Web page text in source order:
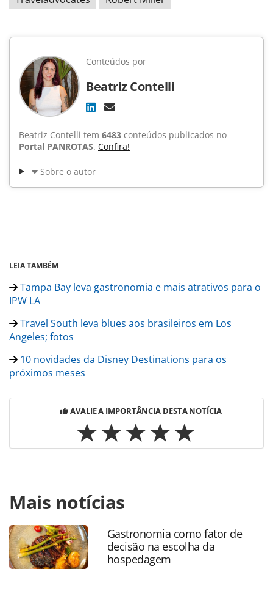
Conteúdos por
Beatriz Contelli
Beatriz Contelli tem 6483 conteúdos publicados no
Portal PANROTAS. Confira!
Sobre o autor
LEIA TAMBÉM
Tampa Bay leva gastronomia e mais atrativos para o
IPW LA
Travel South leva blues aos brasileiros em Los
Angeles; fotos
10 novidades da Disney Destinations para os
próximos meses
AVALIE A IMPORTÂNCIA DESTA NOTÍCIA
https://www.panrotas.com.br/hotelaria/mercado/2024/
firma-parceria-com-interamerican-para-atender-
brasil_205380.html ou as ferramentas oferecidas na
página. Todo o conteúdo produzido pela PANROTAS
Editora é protegido pela legislação brasileira sobre direito
autoral. Não reproduza o conteúdo sem autorização da
Mais notícias
Gastronomia como fator de
decisão na escolha da
hospedagem